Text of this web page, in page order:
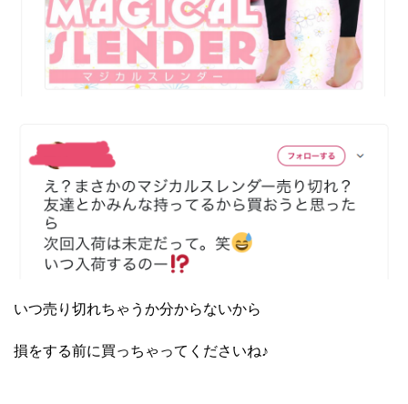
いつ売り切れちゃうか分からないから
損をする前に買っちゃってくださいね♪